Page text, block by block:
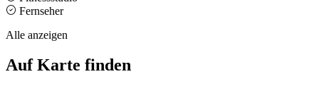
Fernseher
Alle anzeigen
Auf Karte finden